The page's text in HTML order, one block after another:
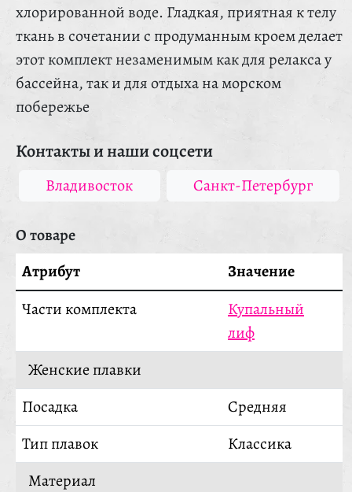
хлорированной воде. Гладкая, приятная к телу
ткань в сочетании с продуманным кроем делает
этот комплект незаменимым как для релакса у
бассейна, так и для отдыха на морском
побережье
Контакты и наши соцсети
Владивосток Санкт-Петербург
О товаре
Атрибут
Значение
Части комплекта
Купальный
лиф
Женские плавки
Посадка
Средняя
Тип плавок
Классика
Материал